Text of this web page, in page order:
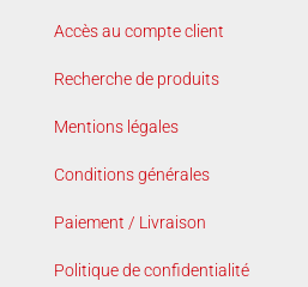
Accès au compte client
Recherche de produits
Mentions légales
Conditions générales
Paiement / Livraison
Politique de confidentialité